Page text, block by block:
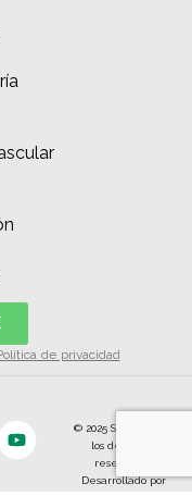
de privacidad
© 2025 SIAC | Todos
los derechos
reservados.
Desarrollado por